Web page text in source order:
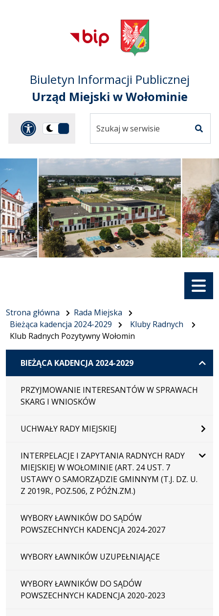
Przejdź do
głównego menu
Przejdź do treści
Przejdź do mapy
serwisu
Biuletyn Informacji Publicznej
Urząd Miejski w Wołominie
Panel dostosowania
Przełącz
ciemną
serwisie
Menu
Strona główna
Rada Miejska
Bieżąca kadencja 2024-2029
Kluby Radnych
Klub Radnych Pozytywny Wołomin
BIEŻĄCA KADENCJA 2024-2029
PRZYJMOWANIE INTERESANTÓW W SPRAWACH
SKARG I WNIOSKÓW
UCHWAŁY RADY MIEJSKIEJ
INTERPELACJE I ZAPYTANIA RADNYCH RADY
MIEJSKIEJ W WOŁOMINIE (ART. 24 UST. 7
USTAWY O SAMORZĄDZIE GMINNYM (T.J. DZ. U.
Z 2019R., POZ.506, Z PÓŹN.ZM.)
WYBORY ŁAWNIKÓW DO SĄDÓW
POWSZECHNYCH KADENCJA 2024-2027
WYBORY ŁAWNIKÓW UZUPEŁNIAJĄCE
WYBORY ŁAWNIKÓW DO SĄDÓW
POWSZECHNYCH KADENCJA 2020-2023